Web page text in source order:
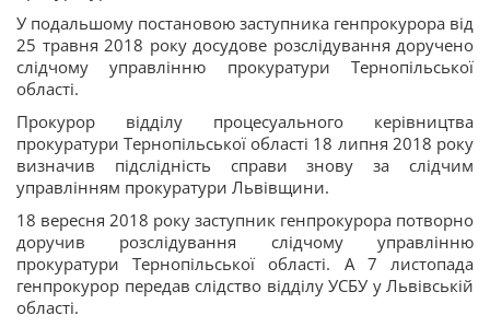
У подальшому постановою заступника генпрокурора від
25 травня 2018 року досудове розслідування доручено
слідчому управлінню прокуратури Тернопільської
області.
Прокурор відділу процесуального керівництва
прокуратури Тернопільської області 18 липня 2018 року
визначив підслідність справи знову за слідчим
управлінням прокуратури Львівщини.
18 вересня 2018 року заступник генпрокурора потворно
доручив розслідування слідчому управлінню
прокуратури Тернопільської області. А 7 листопада
генпрокурор передав слідство відділу УСБУ у Львівській
області.